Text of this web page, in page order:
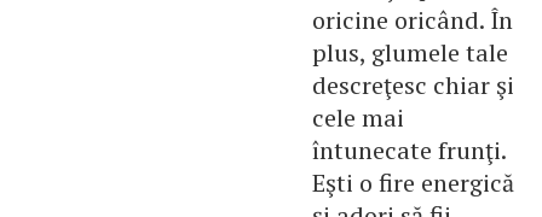
oricine oricând. În
plus, glumele tale
descreţesc chiar şi
cele mai
întunecate frunţi.
Eşti o fire energică